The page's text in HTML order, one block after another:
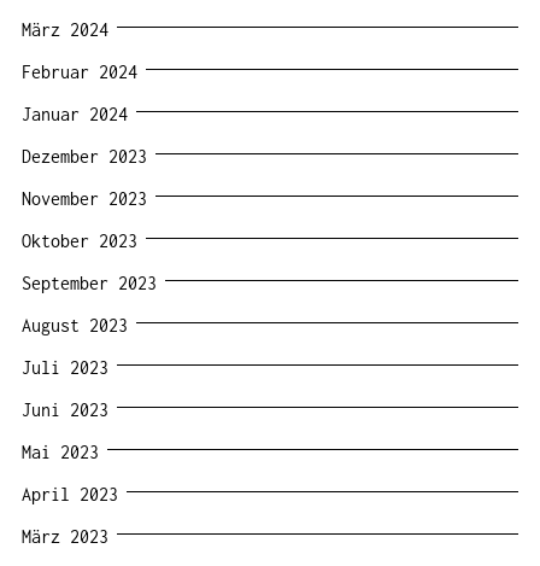
März 2024
Februar 2024
Januar 2024
Dezember 2023
November 2023
Oktober 2023
September 2023
August 2023
Juli 2023
Juni 2023
Mai 2023
April 2023
März 2023